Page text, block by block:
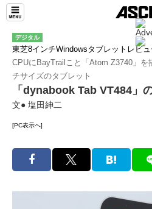
デジタル
東芝8インチWindowsタブレットレビュ
CPUにBayTrailこと「Atom Z3740」を
チサイズのタブレット
「dynabook Tab VT484」
文● 塩田紳二
[PC表示へ]